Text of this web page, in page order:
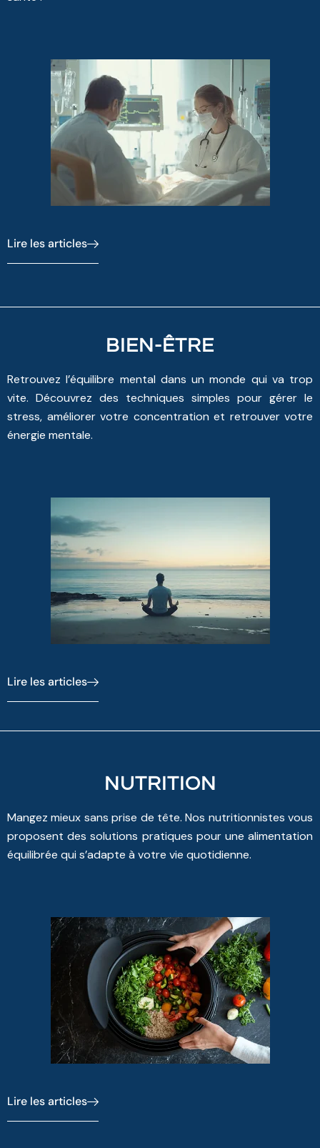
Lire les articles
BIEN-ÊTRE
Retrouvez l’équilibre mental dans un monde qui va trop
vite. Découvrez des techniques simples pour gérer le
stress, améliorer votre concentration et retrouver votre
énergie mentale.
Lire les articles
NUTRITION
Mangez mieux sans prise de tête. Nos nutritionnistes vous
proposent des solutions pratiques pour une alimentation
équilibrée qui s’adapte à votre vie quotidienne.
Lire les articles